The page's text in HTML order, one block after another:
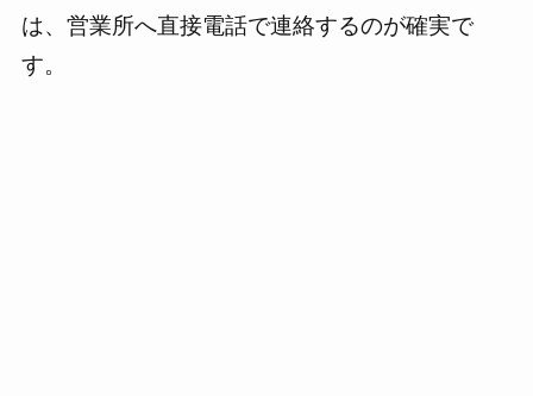
は、営業所へ直接電話で連絡するのが確実で
す。